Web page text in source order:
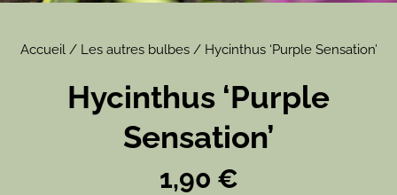
Accueil/ Les autres bulbes/ Hycinthus ‘Purple Sensation’
Hycinthus ‘Purple
Sensation’
1,90 €